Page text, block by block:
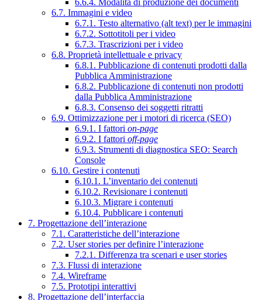
6.7. Immagini e video
6.7.1. Testo alternativo (alt text) per le immagini
6.7.2. Sottotitoli per i video
6.7.3. Trascrizioni per i video
6.8. Proprietà intellettuale e privacy
6.8.1. Pubblicazione di contenuti prodotti dalla
Pubblica Amministrazione
6.8.2. Pubblicazione di contenuti non prodotti
dalla Pubblica Amministrazione
6.8.3. Consenso dei soggetti ritratti
6.9. Ottimizzazione per i motori di ricerca (SEO)
6.9.1. I fattori on-page
6.9.2. I fattori off-page
6.9.3. Strumenti di diagnostica SEO: Search
Console
6.10. Gestire i contenuti
6.10.1. L’inventario dei contenuti
6.10.2. Revisionare i contenuti
6.10.3. Migrare i contenuti
6.10.4. Pubblicare i contenuti
7. Progettazione dell’interazione
7.1. Caratteristiche dell’interazione
7.2. User stories per definire l’interazione
7.2.1. Differenza tra scenari e user stories
7.3. Flussi di interazione
7.4. Wireframe
7.5. Prototipi interattivi
8. Progettazione dell’interfaccia